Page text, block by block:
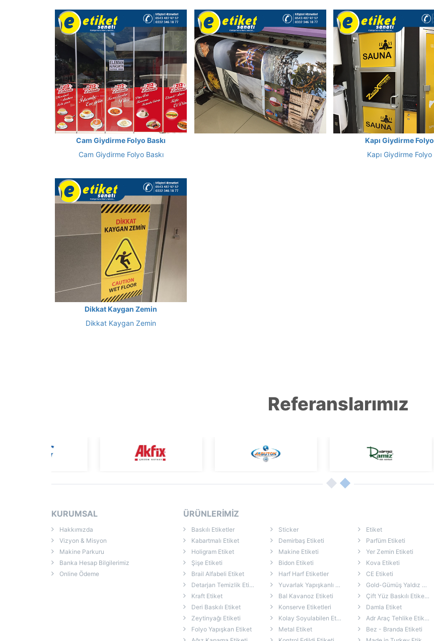
Cam Giydirme Folyo Baskı
Cam Giydirme Folyo Baskı
Kapı Giydirme Folyo
Kapı Giydirme Folyo
Dikkat Kaygan Zemin
Dikkat Kaygan Zemin
Referanslarımız
KURUMSAL
Hakkımızda
Vizyon & Misyon
Makine Parkuru
Banka Hesap Bilgilerimiz
Online Ödeme
ÜRÜNLERİMİZ
Baskılı Etiketler Sticker
Etiket
Kabartmalı Etiket
Demirbaş Etiketi
Parfüm Etiketi
Holigram Etiket
Makine Etiketi
Yer Zemin Etiketi
Şişe Etiketi
Bidon Etiketi
Kova Etiketi
Brail Alfabeli Etiket
Harf Harf Etiketler
CE Etiketi
Detarjan Temizlik Etiketleri
Yuvarlak Yapışkanlı Etiket
Gold-Gümüş Yaldız Etiket
Kraft Etiket
Bal Kavanoz Etiketi
Çift Yüz Baskılı Etiketler
Deri Baskılı Etiket
Konserve Etiketleri
Damla Etiket
Zeytinyağı Etiketi
Kolay Soyulabilen Etiketler
Adr Araç Tehlike Etiketleri
Folyo Yapışkan Etiket
Metal Etiket
Bez - Branda Etiketi